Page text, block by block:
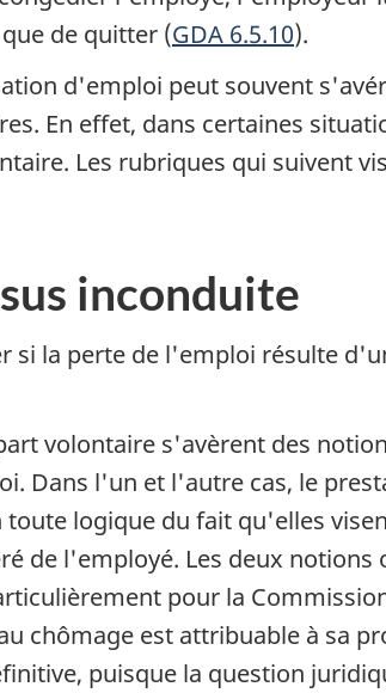
de quitter (GDA 6.5.10).
d'emploi peut souvent
En effet, dans certaines
Les rubriques qui suivent
inconduite
si la perte de l'emploi résulte
volontaire s'avèrent des
Dans l'un et l'autre cas, le
logique du fait qu'elles
de l'employé. Les deux
pour la
chômage est attribuable à sa
puisque la question